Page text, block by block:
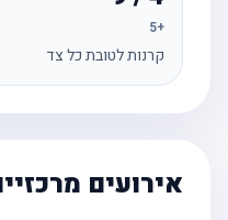
קרנות לטובת כל צד
אירועים מרכזיים